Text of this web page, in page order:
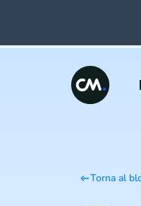
Torna al